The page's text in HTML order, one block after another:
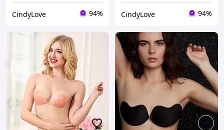
CindyLove 94% CindyLove 94%